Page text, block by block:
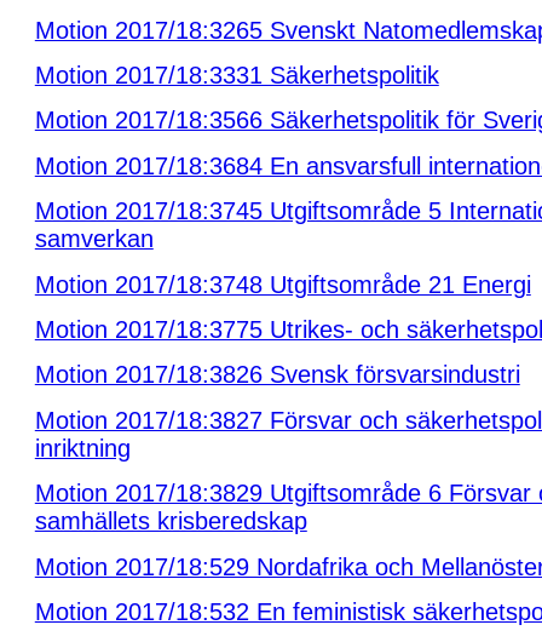
Motion 2017/18:3265 Svenskt
Motion 2017/18:3331 Säkerhetspolitik
Motion 2017/18:3566 Säkerhetspolitik för
Motion 2017/18:3684 En ansvarsfull
Motion 2017/18:3745 Utgiftsområde 5
samverkan
Motion 2017/18:3748 Utgiftsområde 21 Energi
Motion 2017/18:3775 Utrikes- och
Motion 2017/18:3826 Svensk försvarsindustri
Motion 2017/18:3827 Försvar och
inriktning
Motion 2017/18:3829 Utgiftsområde 6 Försvar
samhällets krisberedskap
Motion 2017/18:529 Nordafrika och
Motion 2017/18:532 En feministisk